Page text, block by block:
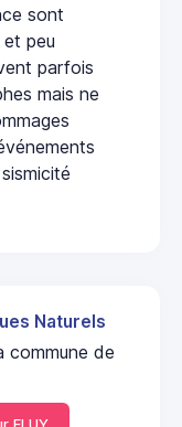
sont
peu
parfois
mais ne
Naturels
commune de